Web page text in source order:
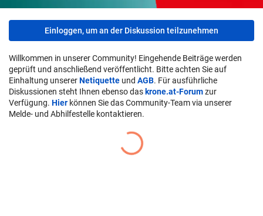
Einloggen, um an der Diskussion teilzunehmen
Willkommen in unserer Community! Eingehende Beiträge werden
geprüft und anschließend veröffentlicht. Bitte achten Sie auf
Einhaltung unsererNetiquette und AGB. Für ausführliche
Diskussionen steht Ihnen ebenso das krone.at-Forumzur
Verfügung. Hier können Sie das Community-Team via unserer
Melde- und Abhilfestelle kontaktieren.